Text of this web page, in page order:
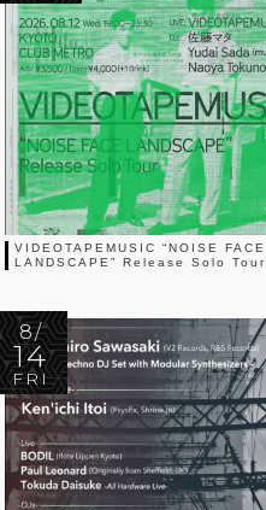
VIDEOTAPEMUSIC “NOISE FACE
LANDSCAPE” Release Solo Tour
8/
14
FRI